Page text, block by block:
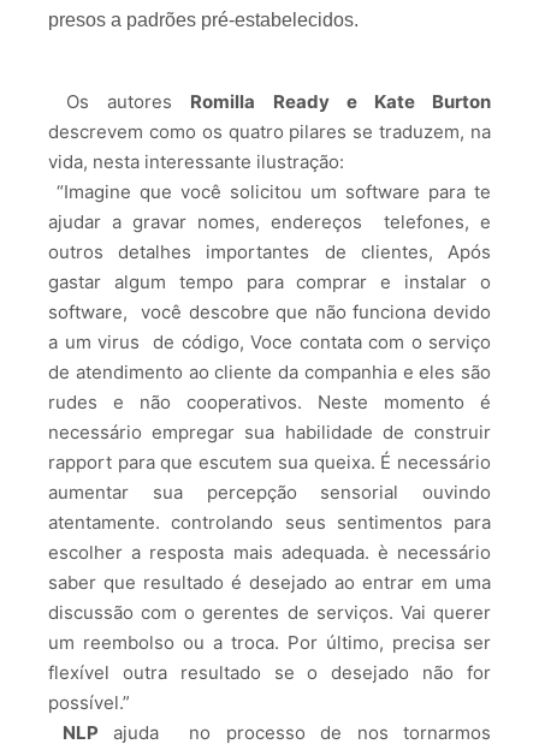
presos a padrões pré-estabelecidos.
Os autores Romilla Ready e Kate Burton
descrevem como os quatro pilares se traduzem, na
vida, nesta interessante ilustração:
“Imagine que você solicitou um software para te
ajudar a gravar nomes, endereços telefones, e
outros detalhes importantes de clientes, Após
gastar algum tempo para comprar e instalar o
software, você descobre que não funciona devido
a um virus de código, Voce contata com o serviço
de atendimento ao cliente da companhia e eles são
rudes e não cooperativos. Neste momento é
necessário empregar sua habilidade de construir
rapport para que escutem sua queixa. É necessário
aumentar sua percepção sensorial ouvindo
atentamente. controlando seus sentimentos para
escolher a resposta mais adequada. è necessário
saber que resultado é desejado ao entrar em uma
discussão com o gerentes de serviços. Vai querer
um reembolso ou a troca. Por último, precisa ser
flexível outra resultado se o desejado não for
possível.”
NLP ajuda no processo de nos tornarmos